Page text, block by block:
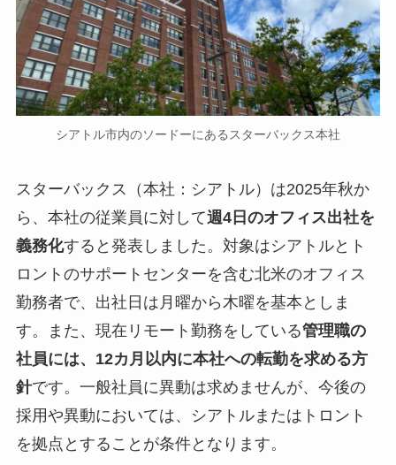
シアトル市内のソードーにあるスターバックス本社
スターバックス（本社：シアトル）は2025年秋か
ら、本社の従業員に対して週4日のオフィス出社を
義務化すると発表しました。対象はシアトルとト
ロントのサポートセンターを含む北米のオフィス
勤務者で、出社日は月曜から木曜を基本としま
す。また、現在リモート勤務をしている管理職の
社員には、12カ月以内に本社への転勤を求める方
針です。一般社員に異動は求めませんが、今後の
採用や異動においては、シアトルまたはトロント
を拠点とすることが条件となります。